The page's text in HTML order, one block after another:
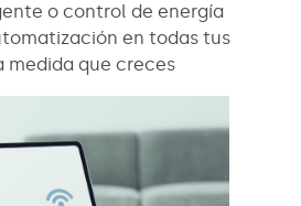
o control de energía
en todas tus
medida que creces